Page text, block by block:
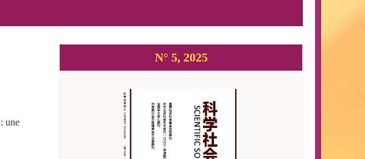
une
N° 5, 2025